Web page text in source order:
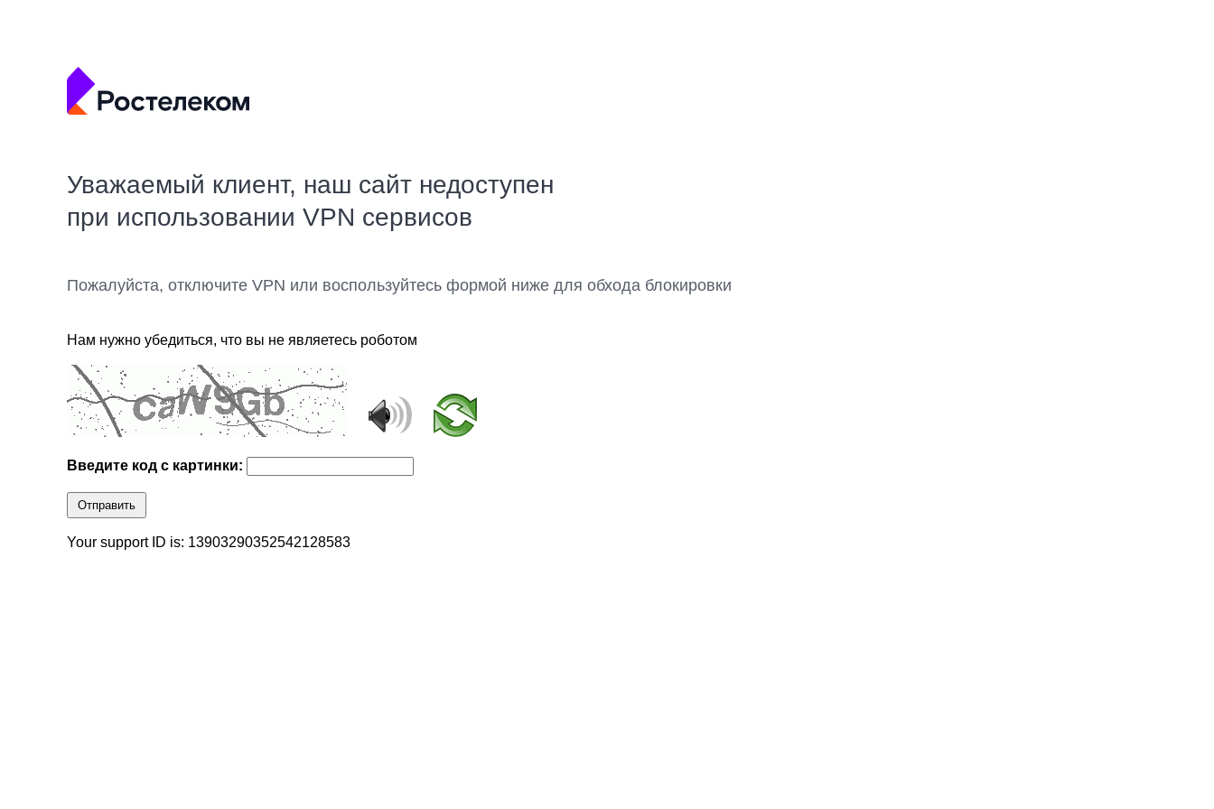
Уважаемый клиент, наш сайт недоступен
при использовании VPN сервисов
Пожалуйста, отключите VPN или воспользуйтесь формой ниже для обхода блокировки
Нам нужно убедиться, что вы не являетесь роботом
Введите код с картинки:
Отправить
Your support ID is: 13903290352542128583